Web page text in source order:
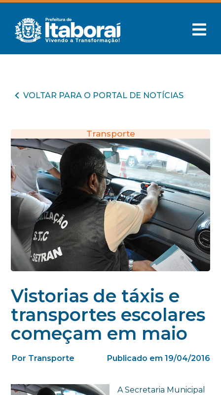
VOLTAR PARA O PORTAL DE NOTÍCIAS
Transporte
Vistorias de táxis e
transportes escolares
começam em maio
Por Transporte Publicado em 19/04/2016
A Secretaria Municipal